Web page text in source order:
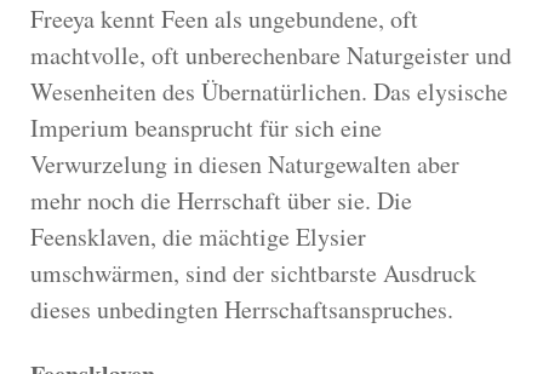
Freeya kennt Feen als ungebundene, oft
machtvolle, oft unberechenbare Naturgeister und
Wesenheiten des Übernatürlichen. Das elysische
Imperium beansprucht für sich eine
Verwurzelung in diesen Naturgewalten aber
mehr noch die Herrschaft über sie. Die
Feensklaven, die mächtige Elysier
umschwärmen, sind der sichtbarste Ausdruck
dieses unbedingten Herrschaftsanspruches.